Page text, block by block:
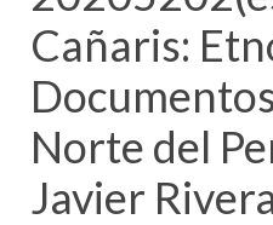
Cañaris:
Norte del
Javier